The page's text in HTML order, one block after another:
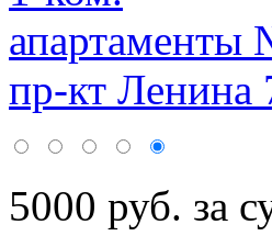
пр-кт Ленина
5000 руб. за